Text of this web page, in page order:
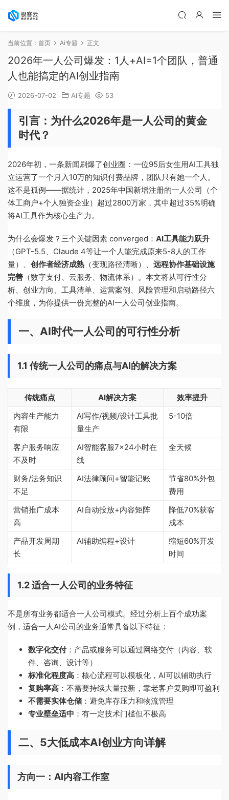
当前位置： 首页 Ai专题 正文
2026年一人公司爆发：1人+AI=1个团队，普通
人也能搞定的AI创业指南
2026-07-02 Ai专题 53
引言：为什么2026年是一人公司的黄金
时代？
2026年初，一条新闻刷爆了创业圈：一位95后女生用AI工具独
立运营了一个月入10万的知识付费品牌，团队只有她一个人。
这不是孤例——据统计，2025年中国新增注册的一人公司（个
体工商户+个人独资企业）超过2800万家，其中超过35%明确
将AI工具作为核心生产力。
为什么会爆发？三个关键因素 converged： AI工具能力跃升
（GPT-5.5、Claude 4等让一个人能完成原来5-8人的工作
量）、 创作者经济成熟 （变现路径清晰）、 远程协作基础设施
完善 （数字支付、云服务、物流体系）。本文将从可行性分
析、创业方向、工具清单、运营案例、风险管理和启动路径六
个维度，为你提供一份完整的AI一人公司创业指南。
一、AI时代一人公司的可行性分析
1.1 传统一人公司的痛点与AI的解决方案
传统痛点 AI解决方案
效率提升
内容生产能力
有限
AI写作/视频/设计工具批
量生产
5-10倍
客户服务响应
不及时
AI智能客服7×24小时在
线
全天候
财务/法务知识
不足
AI法律顾问+智能记账
节省80%外包
费用
营销推广成本
高
AI自动投放+内容矩阵
降低70%获客
成本
产品开发周期
长
AI辅助编程+设计
缩短60%开发
时间
1.2 适合一人公司的业务特征
不是所有业务都适合一人公司模式。经过分析上百个成功案
例，适合一人AI公司的业务通常具备以下特征：
数字化交付：产品或服务可以通过网络交付（内容、软
件、咨询、设计等）
标准化程度高 ：核心流程可以模板化，AI可以辅助执行
复购率高 ：不需要持续大量拉新，靠老客户复购即可盈利
不需要实体仓储 ：避免库存压力和物流管理
专业壁垒适中 ：有一定技术门槛但不极高
二、5大低成本AI创业方向详解
方向一：AI内容工作室